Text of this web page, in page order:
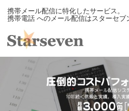
携帯メール配信に特化したサービス。
携帯電話 へのメール配信はスターセブ